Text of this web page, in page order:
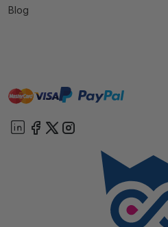
Blog
mastervisa paypal